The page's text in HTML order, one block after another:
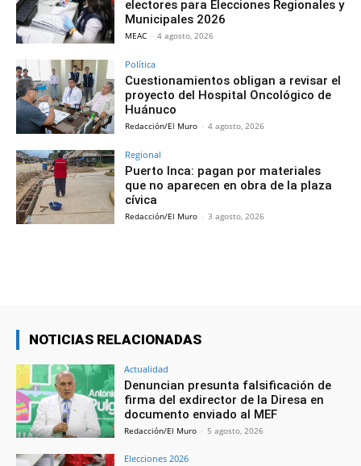
electores para Elecciones Regionales y
Municipales 2026
MEAC - 4 agosto, 2026
Política
Cuestionamientos obligan a revisar el
proyecto del Hospital Oncológico de
Huánuco
Redacción/El Muro - 4 agosto, 2026
Regional
Puerto Inca: pagan por materiales
que no aparecen en obra de la plaza
cívica
Redacción/El Muro - 3 agosto, 2026
NOTICIAS RELACIONADAS
Actualidad
Denuncian presunta falsificación de
firma del exdirector de la Diresa en
documento enviado al MEF
Redacción/El Muro - 5 agosto, 2026
Elecciones 2026